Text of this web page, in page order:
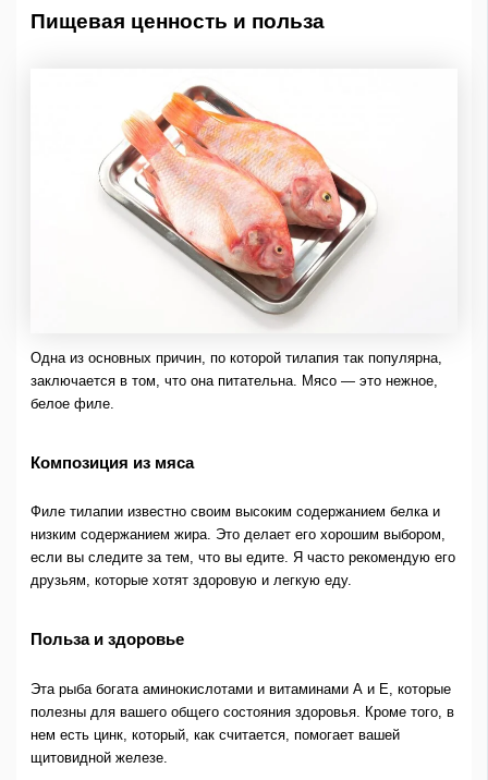
Пищевая ценность и польза
Одна из основных причин, по которой тилапия так популярна,
заключается в том, что она питательна. Мясо — это нежное,
белое филе.
Композиция из мяса
Филе тилапии известно своим высоким содержанием белка и
низким содержанием жира. Это делает его хорошим выбором,
если вы следите за тем, что вы едите. Я часто рекомендую его
друзьям, которые хотят здоровую и легкую еду.
Польза и здоровье
Эта рыба богата аминокислотами и витаминами А и Е, которые
полезны для вашего общего состояния здоровья. Кроме того, в
нем есть цинк, который, как считается, помогает вашей
щитовидной железе.